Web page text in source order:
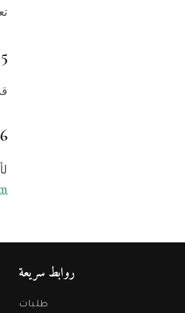
5. تغييرات على هذه السياسة
6. التواصل
روابط سريعة
طلبات